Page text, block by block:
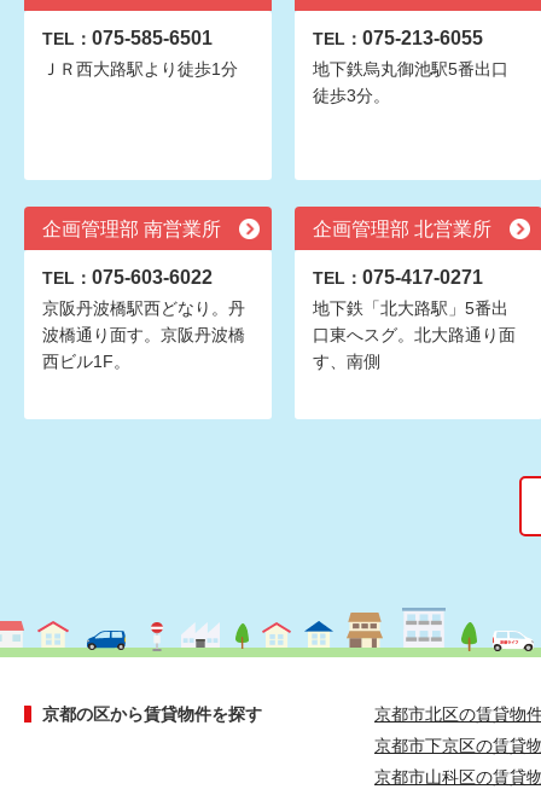
TEL： 075-585-6501
ＪＲ西大路駅より徒歩1分
TEL： 075-213-6055
地下鉄烏丸御池駅5番出口
徒歩3分。
企画管理部 南営業所
TEL： 075-603-6022
京阪丹波橋駅西どなり。丹
波橋通り面す。京阪丹波橋
西ビル1F。
企画管理部 北営業所
TEL： 075-417-0271
地下鉄「北大路駅」5番出
口東へスグ。北大路通り面
す、南側
京都の区から賃貸物件を探す
京都市北区の賃貸物
京都市下京区の賃貸
京都市山科区の賃貸